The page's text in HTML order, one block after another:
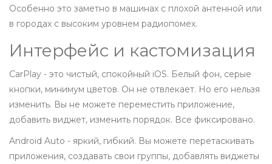
Особенно это заметно в машинах с плохой антенной или
в городах с высоким уровнем радиопомех.
Интерфейс и кастомизация
CarPlay - это чистый, спокойный iOS. Белый фон, серые
кнопки, минимум цветов. Он не отвлекает. Но его нельзя
изменить. Вы не можете переместить приложение,
добавить виджет, изменить порядок. Все фиксировано.
Android Auto - яркий, гибкий. Вы можете перетаскивать
приложения, создавать свои группы, добавлять виджеты